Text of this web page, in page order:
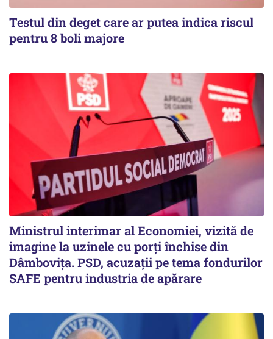
Testul din deget care ar putea indica riscul
pentru 8 boli majore
Ministrul interimar al Economiei, vizită de
imagine la uzinele cu porți închise din
Dâmbovița. PSD, acuzații pe tema fondurilor
SAFE pentru industria de apărare